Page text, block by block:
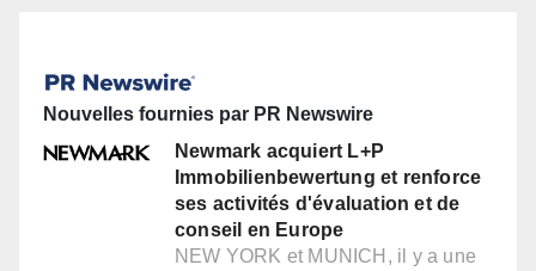
Nouvelles fournies par PR Newswire
Newmark acquiert L+P
Immobilienbewertung et renforce
ses activités d'évaluation et de
conseil en Europe
NEW YORK et MUNICH, il y a une